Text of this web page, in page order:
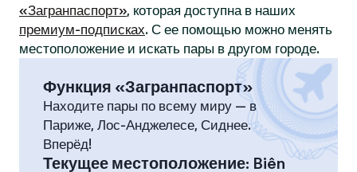
«Загранпаспорт», которая доступна в наших
премиум-подписках. С ее помощью можно менять
местоположение и искать пары в другом городе.
Функция «Загранпаспорт»
Находите пары по всему миру — в
Париже, Лос-Анджелесе, Сиднее.
Вперёд!
Текущее местоположение: Biên